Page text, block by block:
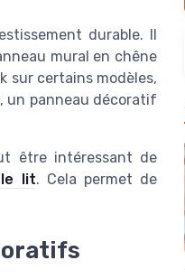
durable. Il
mural en chêne
sur certains modèles,
un panneau décoratif
être intéressant de
le lit. Cela permet de